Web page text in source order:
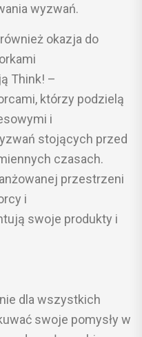
wyzwań.
okazja do
Think! –
którzy podzielą
i
stojących przed
czasach.
przestrzeni
i
swoje produkty i
dla wszystkich
swoje pomysły w